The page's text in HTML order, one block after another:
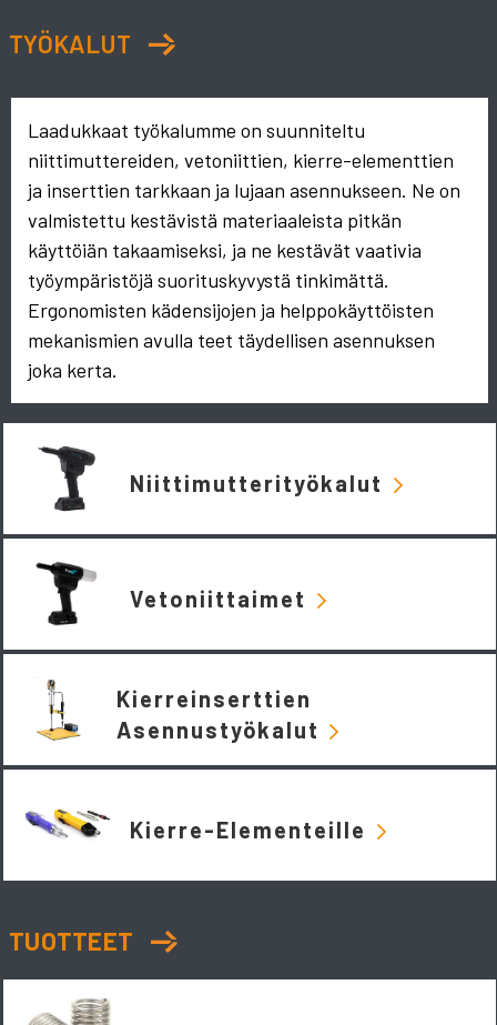
TYÖKALUT
Laadukkaat työkalumme on suunniteltu
niittimuttereiden, vetoniittien, kierre-elementtien
ja inserttien tarkkaan ja lujaan asennukseen. Ne on
valmistettu kestävistä materiaaleista pitkän
käyttöiän takaamiseksi, ja ne kestävät vaativia
työympäristöjä suorituskyvystä tinkimättä.
Ergonomisten kädensijojen ja helppokäyttöisten
mekanismien avulla teet täydellisen asennuksen
joka kerta.
Niittimutterityökalut
Vetoniittaimet
Kierreinserttien
Asennustyökalut
Kierre-Elementeille
TUOTTEET